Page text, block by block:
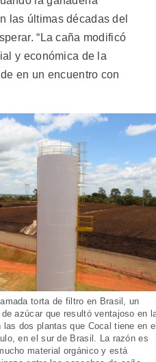
las últimas décadas del
“La caña modificó
y económica de la
en un encuentro con
torta de filtro en Brasil, un
azúcar que resultó ventajoso en
las dos plantas que Cocal tiene en
en el sur de Brasil. La razón es
material orgánico y está